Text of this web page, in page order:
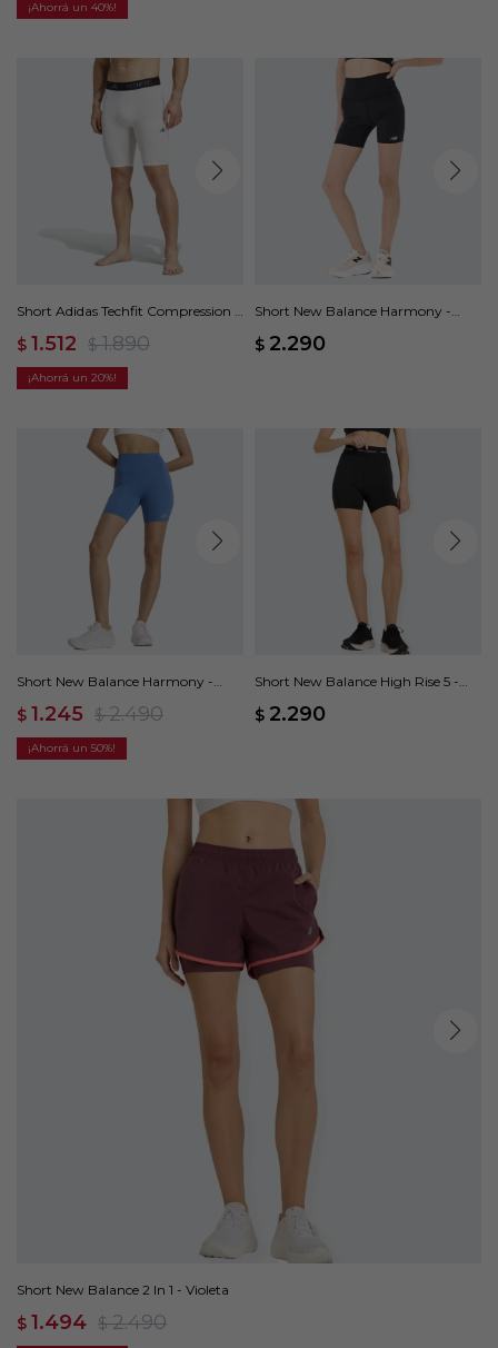
40
Short Adidas Techfit Compression -
$ 1.512 $ 1.890
20
Short New Balance Harmony -
$ 2.290
Short New Balance Harmony -
$ 1.245 $ 2.490
50
Short New Balance High Rise 5 -
$ 2.290
Short New Balance 2 In 1 - Violeta
$ 1.494 $ 2.490